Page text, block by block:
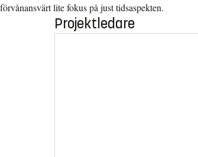
förvånansvärt lite fokus på just tidsaspekten.
Projektledare